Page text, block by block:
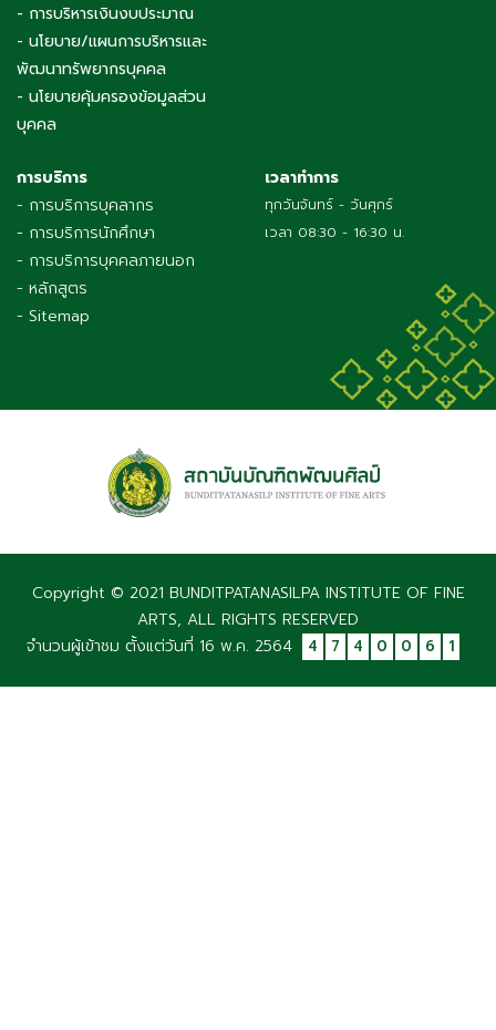
- การบริหารเงินงบประมาณ
- นโยบาย/แผนการบริหารและ
พัฒนาทรัพยากรบุคคล
- นโยบายคุ้มครองข้อมูลส่วน
บุคคล
การบริการ
- การบริการบุคลากร
- การบริการนักศึกษา
- การบริการบุคคลภายนอก
- หลักสูตร
- Sitemap
เวลาทำการ
ทุกวันจันทร์ - วันศุกร์
เวลา 08:30 - 16:30 น.
Copyright © 2021 BUNDITPATANASILPA INSTITUTE OF FINE
ARTS, ALL RIGHTS RESERVED
จำนวนผู้เข้าชม ตั้งแต่วันที่ 16 พ.ค. 2564
4 7 4 0 0 6 1